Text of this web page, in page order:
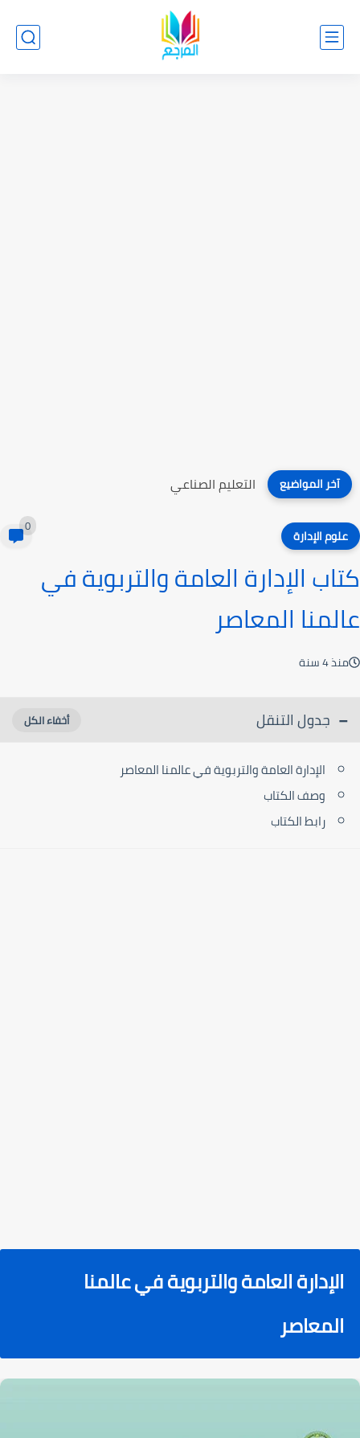
آخر المواضيع التعليم الصناعي
علوم الإدارة 0
كتاب الإدارة العامة والتربوية في
عالمنا المعاصر
منذ 4 سنة
جدول التنقل
الإدارة العامة والتربوية في عالمنا المعاصر
وصف الكتاب
رابط الكتاب
الإدارة العامة والتربوية في عالمنا
المعاصر